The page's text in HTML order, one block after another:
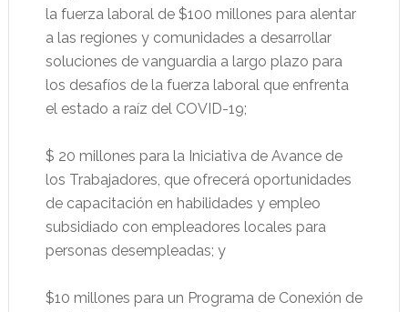
la fuerza laboral de $100 millones para alentar
a las regiones y comunidades a desarrollar
soluciones de vanguardia a largo plazo para
los desafíos de la fuerza laboral que enfrenta
el estado a raíz del COVID-19;
$ 20 millones para la Iniciativa de Avance de
los Trabajadores, que ofrecerá oportunidades
de capacitación en habilidades y empleo
subsidiado con empleadores locales para
personas desempleadas; y
$10 millones para un Programa de Conexión de